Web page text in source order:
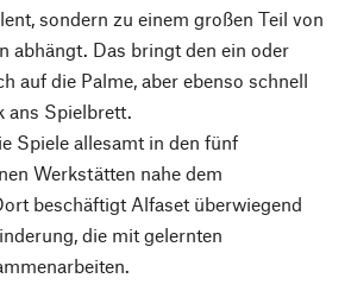
sondern zu einem großen Teil von
abhängt. Das bringt den ein oder
auf die Palme, aber ebenso schnell
ans Spielbrett.
Spiele allesamt in den fünf
Werkstätten nahe dem
beschäftigt Alfaset überwiegend
die mit gelernten